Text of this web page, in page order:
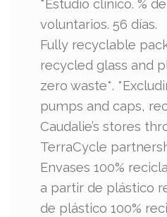
*Estudio clínico. %
voluntarios. 56 días.
Fully recyclable
recycled glass and
zero waste*.
pumps and caps,
Caudalie’s stores
TerraCycle
Envases 100%
a partir de plástico
de plástico 100%